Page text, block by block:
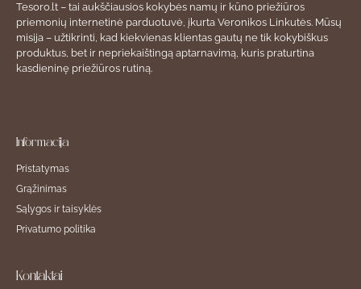
Tesoro.lt – tai aukščiausios kokybės namų ir kūno priežiūros
priemonių internetinė parduotuvė, įkurta Veronikos Linkutės. Mūsų
misija – užtikrinti, kad kiekvienas klientas gautų ne tik kokybiškus
produktus, bet ir nepriekaištingą aptarnavimą, kuris praturtina
kasdieninę priežiūros rutiną.
Informacija
Pristatymas
Grąžinimas
Sąlygos ir taisyklės
Privatumo politika
Kontaktai